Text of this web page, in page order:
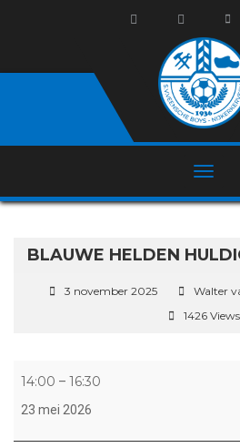
BLAUWE HELDEN
3 november 2025
Walter
1426 Views
14:00 – 16:30
23 mei 2026